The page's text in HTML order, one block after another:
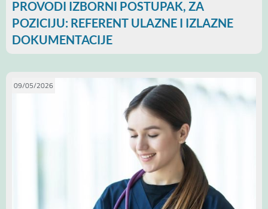
PROVODI IZBORNI POSTUPAK, ZA
POZICIJU: REFERENT ULAZNE I IZLAZNE
DOKUMENTACIJE
09/05/2026